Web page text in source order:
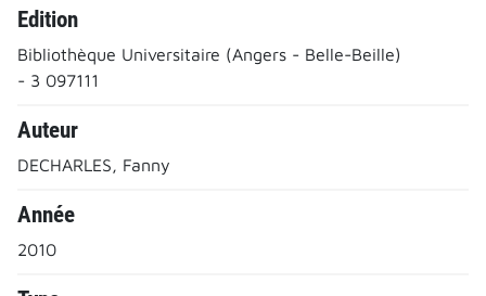
Edition
Bibliothèque Universitaire (Angers - Belle-Beille)
- 3 097111
Auteur
DECHARLES, Fanny
Année
2010